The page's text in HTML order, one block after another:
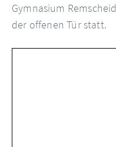
Gymnasium
der offenen Tür statt.